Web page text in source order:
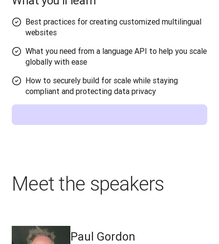
Best practices for creating customized multilingual
websites
What you need from a language API to help you scale
globally with ease
How to securely build for scale while staying
compliant and protecting data privacy
Meet the speakers
Paul Gordon